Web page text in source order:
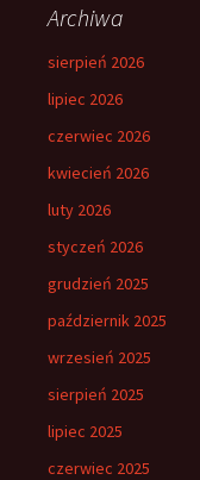
Archiwa
sierpień 2026
lipiec 2026
czerwiec 2026
kwiecień 2026
luty 2026
styczeń 2026
grudzień 2025
październik 2025
wrzesień 2025
sierpień 2025
lipiec 2025
czerwiec 2025